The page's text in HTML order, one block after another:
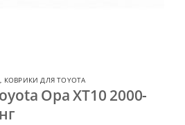
, КОВРИКИ ДЛЯ TOYOTA
Opa XT10 2000-